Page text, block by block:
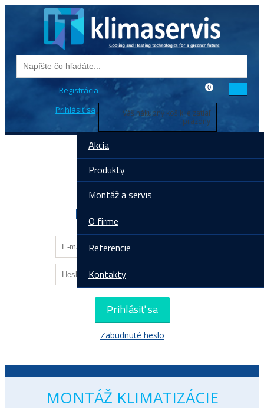
Registrácia
Prihlásiť sa
0
Váš nákupný košík je zatiaľ
prázdny
Akcia
Produkty
Montáž a servis
O firme
Referencie
Kontakty
Prihlásenie do účtu
Zabudnuté heslo
MONTÁŽ KLIMATIZÁCIE